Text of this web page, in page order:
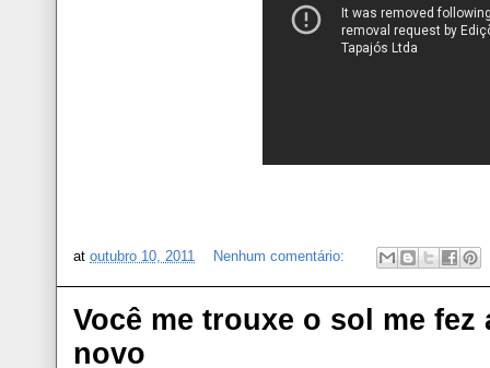
at outubro 10, 2011 Nenhum comentário:
Você me trouxe o sol me fez
novo